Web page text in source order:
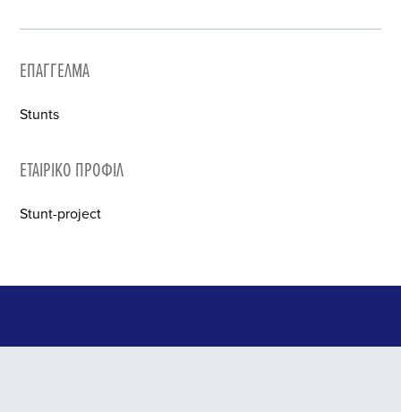
ΕΠΆΓΓΕΛΜΑ
Stunts
ΕΤΑΙΡΙΚΌ ΠΡΟΦΊΛ
Stunt-project